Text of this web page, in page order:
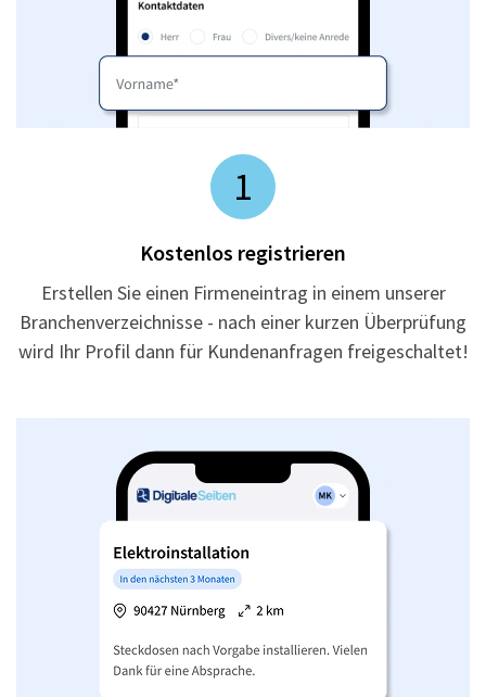
1
Kostenlos registrieren
Erstellen Sie einen Firmeneintrag in einem unserer
Branchenverzeichnisse - nach einer kurzen Überprüfung
wird Ihr Profil dann für Kundenanfragen freigeschaltet!